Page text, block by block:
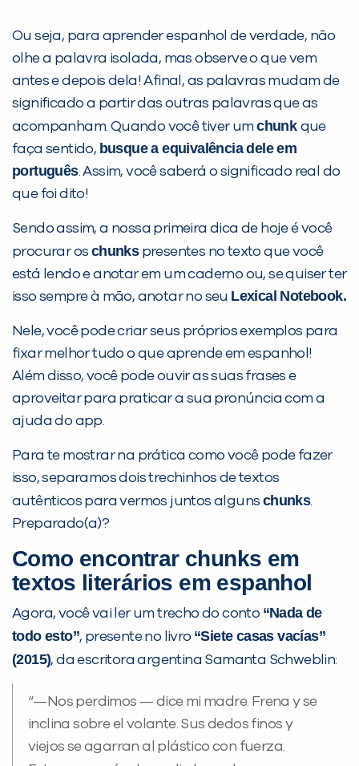
Ou seja, para aprender espanhol de verdade, não
olhe a palavra isolada, mas observe o que vem
antes e depois dela! Afinal, as palavras mudam de
significado a partir das outras palavras que as
acompanham. Quando você tiver umchunk que
faça sentido, busque a equivalência dele em
português. Assim, você saberá o significado real do
que foi dito!
Sendo assim, a nossa primeira dica de hoje é você
procurar os chunkspresentes no texto que você
está lendo e anotar em um caderno ou, se quiser ter
isso sempre à mão, anotar no seu Lexical Notebook.
Nele, você pode criar seus próprios exemplos para
fixar melhor tudo o que aprende em espanhol!
Além disso, você pode ouvir as suas frases e
aproveitar para praticar a sua pronúncia com a
ajuda do app.
Para te mostrar na prática como você pode fazer
isso, separamos dois trechinhos de textos
autênticos para vermos juntos alguns chunks.
Preparado(a)?
Como encontrar chunks em
textos literários em espanhol
Agora, você vai ler um trecho do conto “Nada de
todo esto”, presente no livro “Siete casas vacías”
(2015), da escritora argentina Samanta Schweblin:
“—Nos perdimos — dice mi madre. Frena y se
inclina sobre el volante. Sus dedos finos y
viejos se agarran al plástico con fuerza.